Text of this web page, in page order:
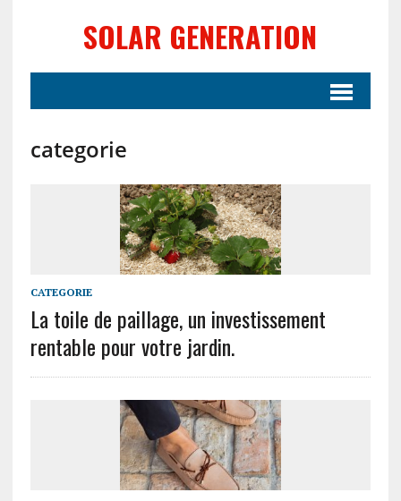
SOLAR GENERATION
categorie
CATEGORIE
La toile de paillage, un investissement
rentable pour votre jardin.